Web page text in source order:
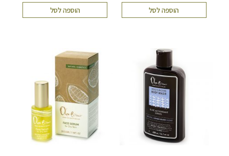
הוספה לסל הוספה לסל